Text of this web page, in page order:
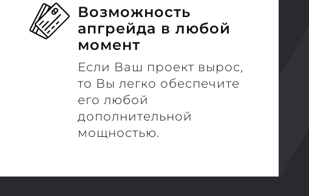
Возможность
апгрейда в любой
момент
Если Ваш проект вырос,
то Вы легко обеспечите
его любой
дополнительной
мощностью.